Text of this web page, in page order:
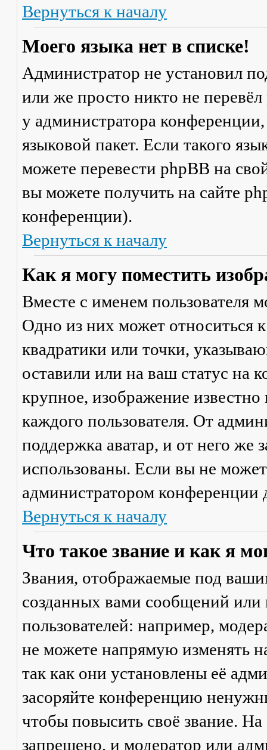
Вернуться к началу
Моего языка нет в списке!
Администратор не установил
или же просто никто не
у администратора
языковой пакет. Если такого
можете перевести phpBB на
вы можете получить на сайте
конференции).
Вернуться к началу
Как я могу поместить
Вместе с именем пользователя
Одно из них может относиться
квадратики или точки,
оставили или на ваш статус на
крупное, изображение
каждого пользователя. От
поддержка аватар, и от него же
использованы. Если вы не
администратором конференции
Вернуться к началу
Что такое звание и как я
Звания, отображаемые под
созданных вами сообщений
пользователей: например,
не можете напрямую изменять
так как они установлены её
засоряйте конференцию
чтобы повысить своё звание.
запрещено, и модератор или